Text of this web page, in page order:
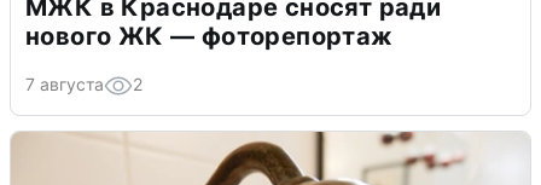
МЖК в Краснодаре сносят ради
нового ЖК — фоторепортаж
7 августа 2